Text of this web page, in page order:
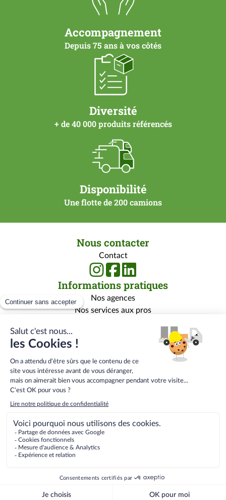
Accompagnement
Depuis 75 ans à vos côtés
Diversité
+ de 40 000 produits référencés
Disponibilité
Une flotte de 200 camions
Nous contacter
Contact
Informations pratiques
Nos agences
Nos services aux pros
Rejoignez-nous
Qui sommes-nous ?
Carrière
Centre de formation
bas
page
secondaire
Conditions générales de vente
Conditions Générales E-Services
Mentions légales
Gestion des données personnelles